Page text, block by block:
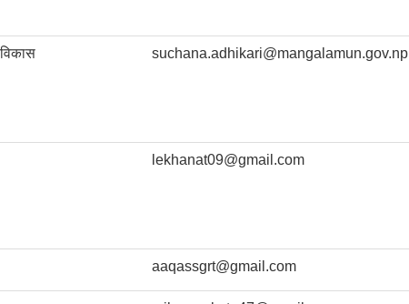
suchana.adhikari@mangalamun.gov.np
lekhanat09@gmail.com
aaqassgrt@gmail.com